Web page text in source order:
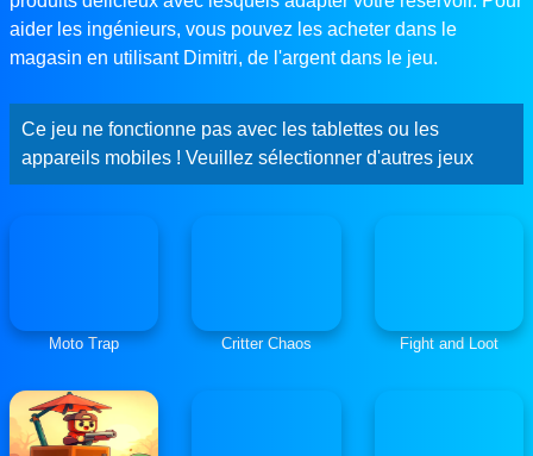
aider les ingénieurs, vous pouvez les acheter dans le
magasin en utilisant Dimitri, de l'argent dans le jeu.
Ce jeu ne fonctionne pas avec les tablettes ou les
appareils mobiles ! Veuillez sélectionner d'autres jeux
Moto Trap Critter Chaos Fight and Loot